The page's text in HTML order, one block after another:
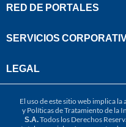
RED DE PORTALES
SERVICIOS
LEGAL
El uso de este sitio web implica la
y Políticas de Tratamiento de la
S.A.Todos los Derechos